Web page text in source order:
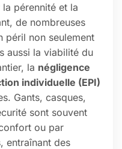
pérennité et la
de nombreuses
péril non seulement
aussi la viabilité du
la négligence
individuelle (EPI)
Gants, casques,
sont souvent
ou par
entraînant des